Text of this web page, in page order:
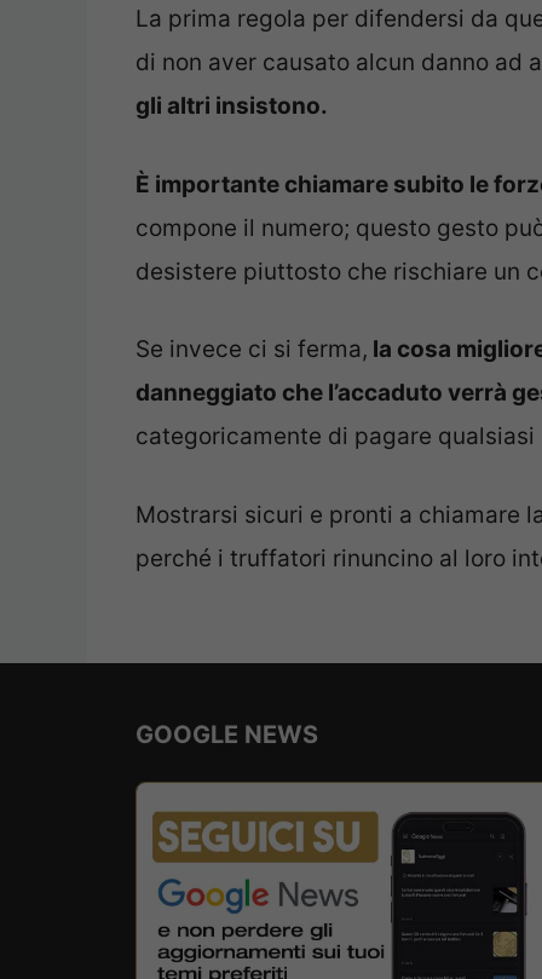
La prima regola per difendersi da
di non aver causato alcun danno ad
gli altri insistono.
È importante chiamare subito le
compone il numero; questo gesto
desistere piuttosto che rischiare un
Se invece ci si ferma, la cosa
danneggiato che l’accaduto verrà
categoricamente di pagare qualsiasi
Mostrarsi sicuri e pronti a chiamare
perché i truffatori rinuncino al loro
GOOGLE NEWS